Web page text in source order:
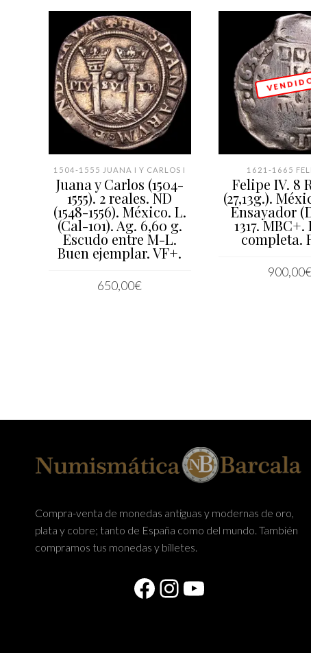
1504-1555 JUANA I Y CARLOS I
Juana y Carlos (1504-
1555). 2 reales. ND
(1548-1556). México. L.
(Cal-101). Ag. 6,60 g.
Escudo entre M-L.
Buen ejemplar. VF+.
650,00€
V E N D I D
1621-1665
Felipe IV. 8
(27,13g.).
Ensayador
1317. MBC+.
completa.
900,00
Compra-venta de monedas antiguas y modernas de oro,
plata y cobre; tanto de España como del mundo. También
compramos tus monedas y billetes.
Facebook
Instagram
YouTube